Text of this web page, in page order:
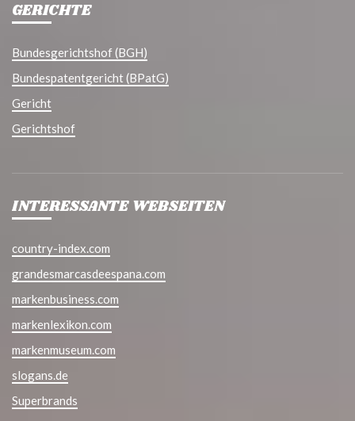
GERICHTE
Bundesgerichtshof (BGH)
Bundespatentgericht (BPatG)
Gericht
Gerichtshof
INTERESSANTE WEBSEITEN
country-index.com
grandesmarcasdeespana.com
markenbusiness.com
markenlexikon.com
markenmuseum.com
slogans.de
Superbrands